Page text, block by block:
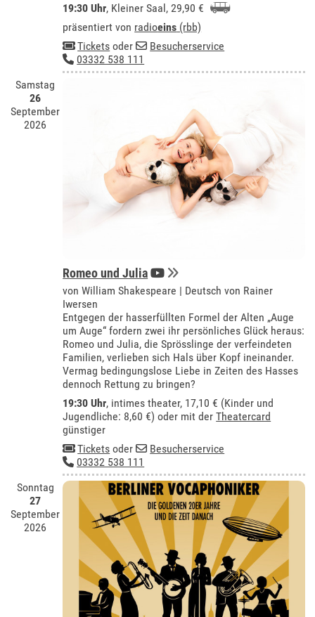
19:30 Uhr, Kleiner Saal, 29,90 €
präsentiert von radioeins (rbb)
Tickets oder
Besucherservice
03332 538 111
Samstag
26
September
2026
Romeo und Julia
von William Shakespeare | Deutsch von Rainer
Iwersen
Entgegen der hasserfüllten Formel der Alten „Auge
um Auge“ fordern zwei ihr persönliches Glück heraus:
Romeo und Julia, die Sprösslinge der verfeindeten
Familien, verlieben sich Hals über Kopf ineinander.
Vermag bedingungslose Liebe in Zeiten des Hasses
dennoch Rettung zu bringen?
19:30 Uhr, intimes theater, 17,10 € (Kinder und
Jugendliche: 8,60 €) oder mit derTheatercard
günstiger
Tickets oder
Besucherservice
03332 538 111
Sonntag
27
September
2026